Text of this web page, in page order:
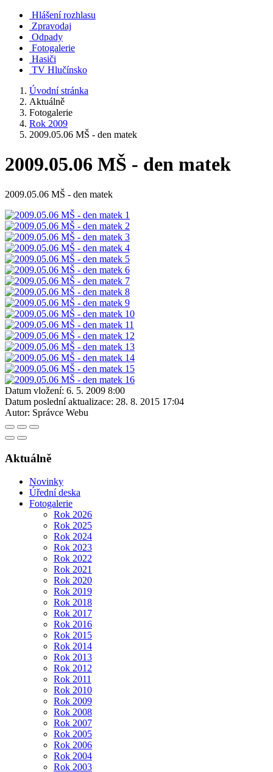
Hlášení rozhlasu
Zpravodaj
Odpady
Fotogalerie
Hasiči
TV Hlučínsko
Úvodní stránka
Aktuálně
Fotogalerie
Rok 2009
2009.05.06 MŠ - den matek
2009.05.06 MŠ - den matek
2009.05.06 MŠ - den matek
Datum vložení: 6. 5. 2009 8:00
Datum poslední aktualizace: 28. 8. 2015 17:04
Autor: Správce Webu
Aktuálně
Novinky
Úřední deska
Fotogalerie
Rok 2026
Rok 2025
Rok 2024
Rok 2023
Rok 2022
Rok 2021
Rok 2020
Rok 2019
Rok 2018
Rok 2017
Rok 2016
Rok 2015
Rok 2014
Rok 2013
Rok 2012
Rok 2011
Rok 2010
Rok 2009
Rok 2008
Rok 2007
Rok 2005
Rok 2006
Rok 2004
Rok 2003